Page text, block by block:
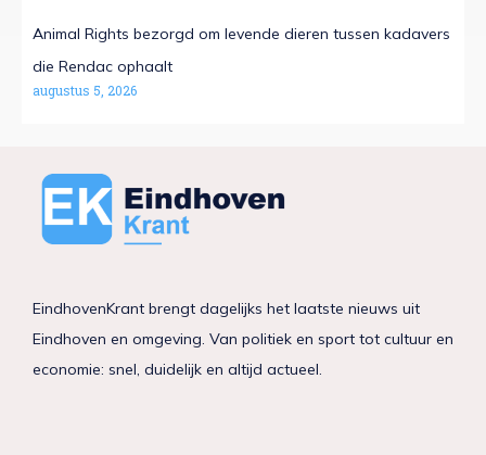
Animal Rights bezorgd om levende dieren tussen kadavers
die Rendac ophaalt
augustus 5, 2026
EindhovenKrant brengt dagelijks het laatste nieuws uit
Eindhoven en omgeving. Van politiek en sport tot cultuur en
economie: snel, duidelijk en altijd actueel.